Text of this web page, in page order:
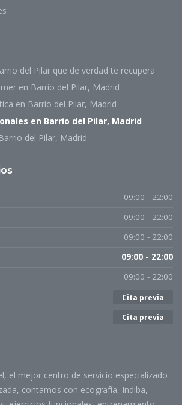
del Pilar que de verdad te recupera
en Barrio del Pilar, Madrid
en Barrio del Pilar, Madrid
en Barrio del Pilar, Madrid
del Pilar, Madrid
09:00 - 22:00
09:00 - 22:00
09:00 - 22:00
09:00 - 22:00
09:00 - 22:00
Cita previa
Cita previa
el mejor centro de servicio especializado
contamos con ecografía, Indiba,